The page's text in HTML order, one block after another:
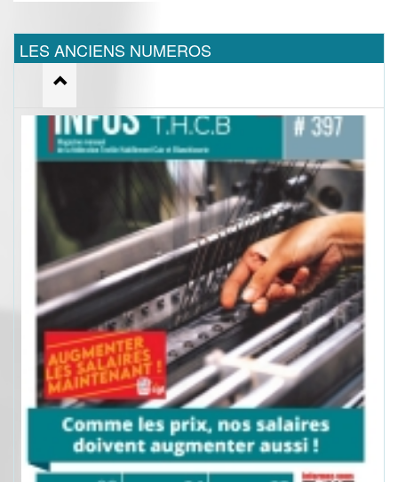
LES ANCIENS NUMEROS